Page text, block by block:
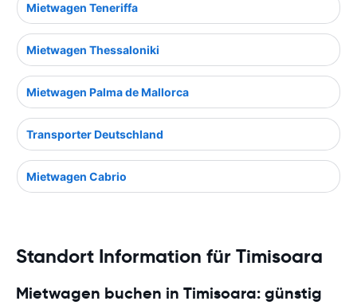
Mietwagen Teneriffa
Mietwagen Thessaloniki
Mietwagen Palma de Mallorca
Transporter Deutschland
Mietwagen Cabrio
Standort Information für Timisoara
Mietwagen buchen in Timisoara: günstig